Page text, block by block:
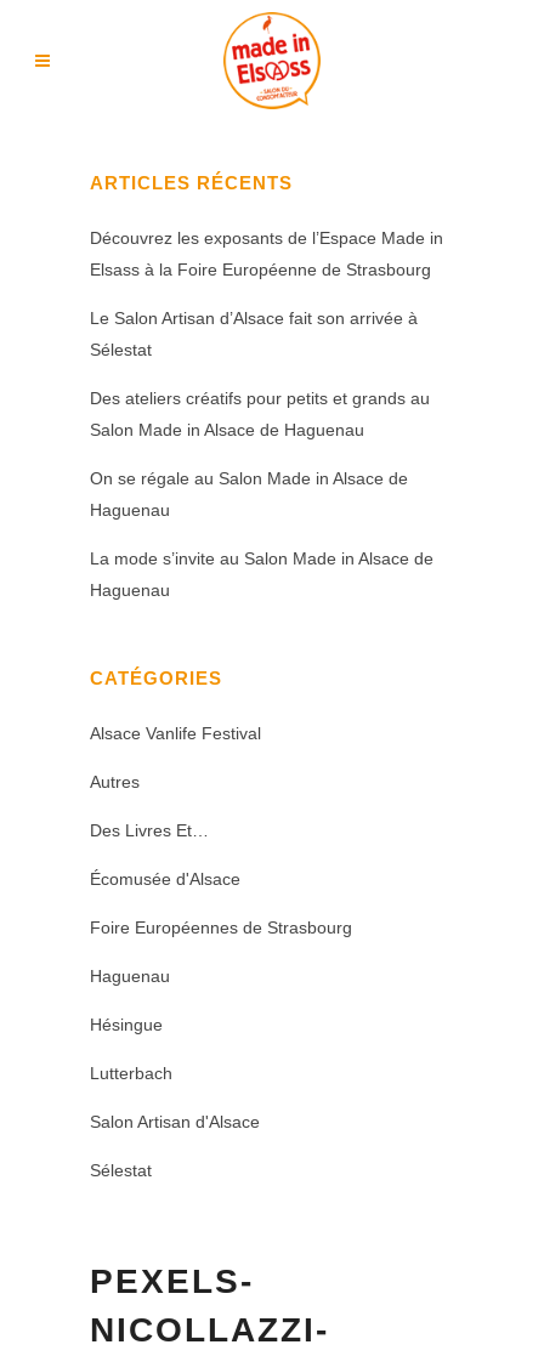
ARTICLES RÉCENTS
Découvrez les exposants de l’Espace Made in
Elsass à la Foire Européenne de Strasbourg
Le Salon Artisan d’Alsace fait son arrivée à
Sélestat
Des ateliers créatifs pour petits et grands au
Salon Made in Alsace de Haguenau
On se régale au Salon Made in Alsace de
Haguenau
La mode s’invite au Salon Made in Alsace de
Haguenau
CATÉGORIES
Alsace Vanlife Festival
Autres
Des Livres Et…
Écomusée d'Alsace
Foire Européennes de Strasbourg
Haguenau
Hésingue
Lutterbach
Salon Artisan d'Alsace
Sélestat
PEXELS-
NICOLLAZZI-